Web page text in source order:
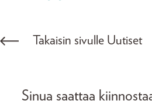
Takaisin sivulle Uutiset
Sinua saattaa